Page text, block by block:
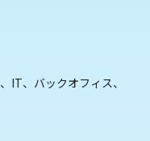
IT、バックオフィス、